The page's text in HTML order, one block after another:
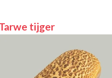
tijger